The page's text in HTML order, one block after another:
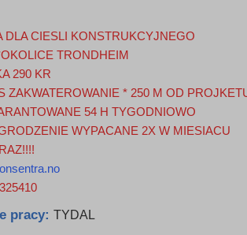
DLA CIESLI KONSTRUKCYJNEGO
TRONDHEIM
290 KR
ZAKWATEROWANIE * 250 M OD
54 H TYGODNIOWO
WYPACANE 2X W MIESIACU
pracy: TYDAL